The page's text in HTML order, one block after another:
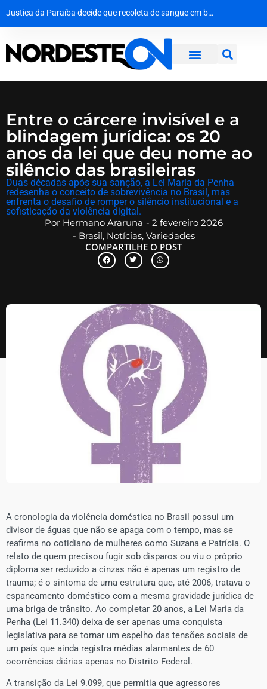
Justiça da Paraíba decide que recoleta de sangue em bebê é medida de segurança e não gera dano moral
Agevisa celebra Dia Nacional da Vigilância Sanitária e reforça compromisso com a defesa da saúde pública
Do palco do ‘É o Tchan’ aos canteiros de obras no Canadá: a virada de vida de JacaréO silêncio que ecoa há oito décadas: Hiroshima homenageia vítimas no 81º aniversário do ataque atômico
Entre o cárcere invisível e a
blindagem jurídica: os 20
anos da lei que deu nome ao
silêncio das brasileiras
​Duas décadas após sua sanção, a Lei Maria da Penha
redesenha o conceito de sobrevivência no Brasil, mas
enfrenta o desafio de romper o silêncio institucional e a
sofisticação da violência digital.
PorHermano Araruna - 2 fevereiro 2026
- Brasil, Notícias, Variedades
COMPARTILHE O POST
A cronologia da violência doméstica no Brasil possui um
divisor de águas que não se apaga com o tempo, mas se
reafirma no cotidiano de mulheres como Suzana e Patrícia. O
relato de quem precisou fugir sob disparos ou viu o próprio
diploma ser reduzido a cinzas não é apenas um registro de
trauma; é o sintoma de uma estrutura que, até 2006, tratava o
espancamento doméstico com a mesma gravidade jurídica de
uma briga de trânsito. Ao completar 20 anos, a Lei Maria da
Penha (Lei 11.340) deixa de ser apenas uma conquista
legislativa para se tornar um espelho das tensões sociais de
um país que ainda registra médias alarmantes de 60
ocorrências diárias apenas no Distrito Federal.
A transição da Lei 9.099, que permitia que agressores